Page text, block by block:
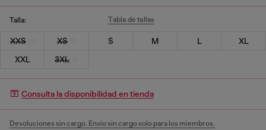
Talla: Tabla de tallas
XXS XS S M L
XL
XXL
3XL
Consulta la disponibilidad en tienda
Devoluciones sin cargo. Envío sin cargo solo para los miembros.